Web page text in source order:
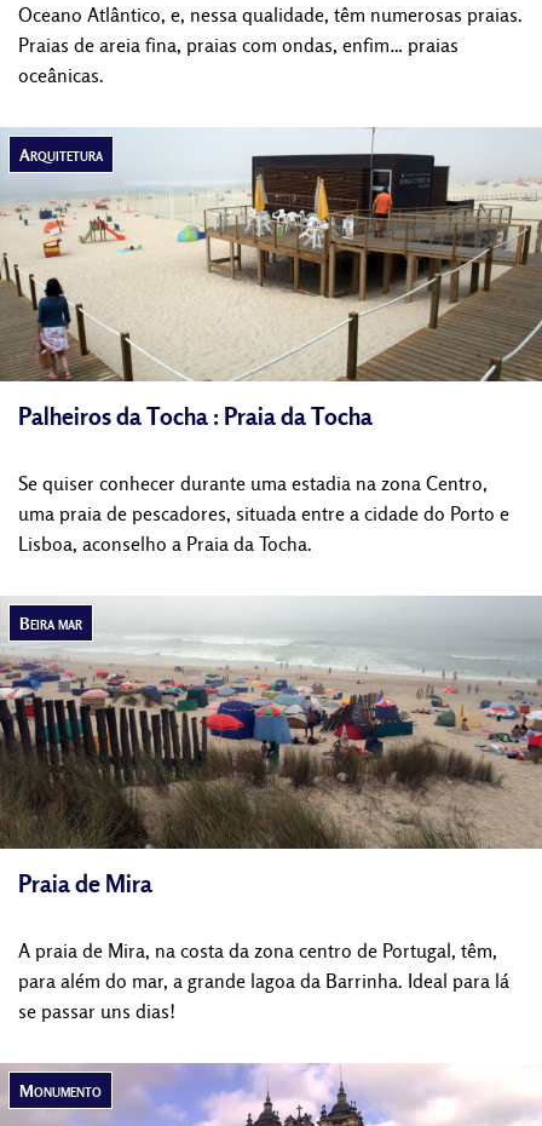
Oceano Atlântico, e, nessa qualidade, têm numerosas praias.
Praias de areia fina, praias com ondas, enfim… praias
oceânicas.
Palheiros da Tocha : Praia da Tocha
Se quiser conhecer durante uma estadia na zona Centro,
uma praia de pescadores, situada entre a cidade do Porto e
Lisboa, aconselho a Praia da Tocha.
Arquitetura
Praia de Mira
A praia de Mira, na costa da zona centro de Portugal, têm,
para além do mar, a grande lagoa da Barrinha. Ideal para lá
se passar uns dias!
Beira mar
Monumento